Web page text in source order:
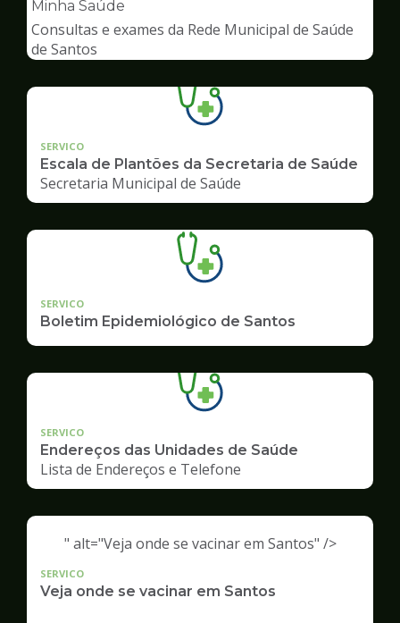
de
Saúde
Minha Saúde
Consultas e exames da Rede Municipal de Saúde
de Santos
SERVICO
Escala de Plantões da Secretaria de Saúde
Secretaria Municipal de Saúde
SERVICO
Boletim Epidemiológico de Santos
SERVICO
Endereços das Unidades de Saúde
Lista de Endereços e Telefone
" alt="Veja onde se vacinar em Santos" />
SERVICO
Veja onde se vacinar em Santos